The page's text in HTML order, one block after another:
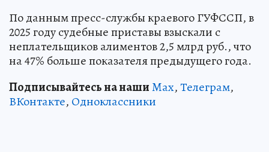
По данным пресс-службы краевого ГУФССП, в
2025 году судебные приставы взыскали с
неплательщиков алиментов 2,5 млрд руб., что
на 47% больше показателя предыдущего года.
Подписывайтесь на нашиMax,Телеграм,
ВКонтакте, Одноклассники